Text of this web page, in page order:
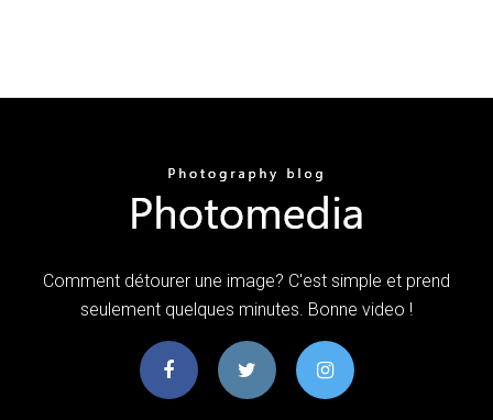
Comment détourer une image? C'est simple et prend
seulement quelques minutes. Bonne video !